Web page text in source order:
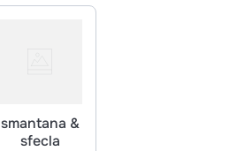
smantana &
sfecla